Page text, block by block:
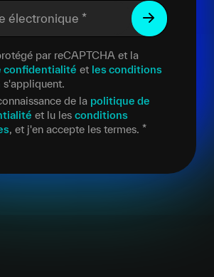
électronique *
par reCAPTCHA et la
confidentialité et les conditions
s'appliquent.
de la politique de
et lu les conditions
, et j'en accepte les termes. *